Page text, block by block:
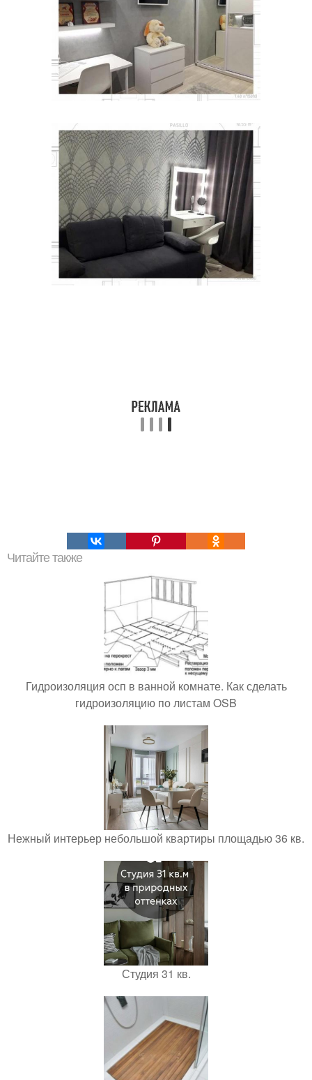
Читайте также
Гидроизоляция осп в ванной комнате. Как сделать
гидроизоляцию по листам OSB
Нежный интерьер небольшой квартиры площадью 36 кв.
Студия 31 кв.